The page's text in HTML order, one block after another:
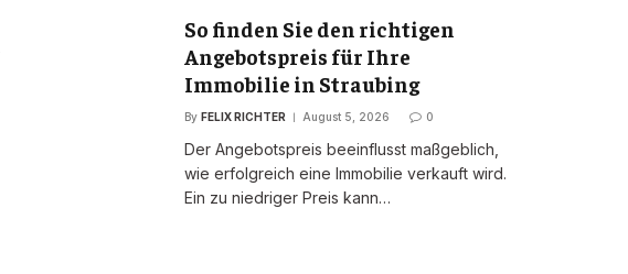
So finden Sie den richtigen
Angebotspreis für Ihre
Immobilie in Straubing
By FELIX RICHTER August 5, 2026 0
Der Angebotspreis beeinflusst maßgeblich,
wie erfolgreich eine Immobilie verkauft wird.
Ein zu niedriger Preis kann…